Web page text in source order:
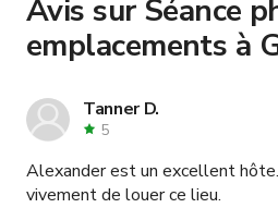
Avis sur Séance
emplacements à
Tanner D.
5
Alexander est un excellent
vivement de louer ce lieu.